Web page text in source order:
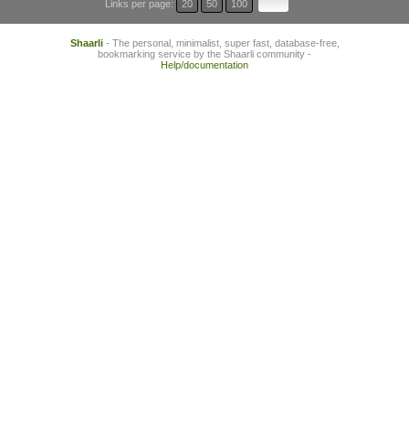
Links per page: 20 50 100
Shaarli- The personal, minimalist, super fast, database-free,
bookmarking service by the Shaarli community -
Help/documentation